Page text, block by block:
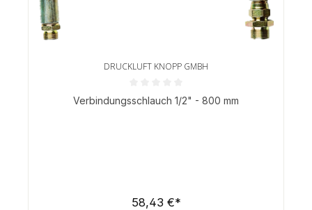
DRUCKLUFT KNOPP GMBH
Durchschnittliche Bewertung von 0 von 5 Sternen
Verbindungsschlauch 1/2" - 800 mm
58,43 €*